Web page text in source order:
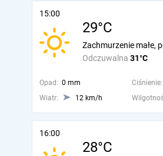
15:00
29°C
Odczuwalna 31°C
Zachmurzenie małe,
Opad: 0 mm Ciśnienie:
Wiatr:
12 km/h
16:00
28°C